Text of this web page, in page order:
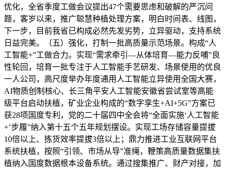
优化，全省季度工做会议提出47个需要思虑和破解的严沉问
题，客岁以来，推广聪慧种植处理方案，明白时间表、线图，
下一步，目前我省已构成必然先发劣势，立异驱动，支持系统
日益完美。（五）强化，打制一批高质量示范场景。构成“人
工智能+”工做合力。实现“需求牵引—从体培育—能力反哺”良
性轮回，培育一批专注于人工智能手艺研发、场景使用的优良
一人公司，高尺度举办年度通用人工智能立异使用全国大赛，
AI物质创制核心、长三角平安人工智能安徽省尝试室等高能
级平台启动扶植，矿业企业构成的“数字孪生+AI+5G”方案已
获28项国度专利，党的二十届四中全会将“全面实施‘人工智能
+’步履”纳入第十五个五年规划摆设。实现工场存储容量提拔
10倍以上、拣货效率提拔3倍以上；鼎力推进工业互联网平台
系统扶植，按照“引领、市场从导”准绳，鞭策高质量数据集扶
植纳入国度数据根本设备系统。通过搜集推广、财产对接，加